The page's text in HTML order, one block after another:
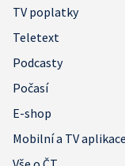
TV poplatky
Teletext
Podcasty
Počasí
E-shop
Mobilní a TV aplikace